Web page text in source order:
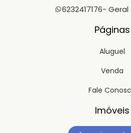
6232417176- Geral
Páginas
Aluguel
Venda
Fale
Imóveis